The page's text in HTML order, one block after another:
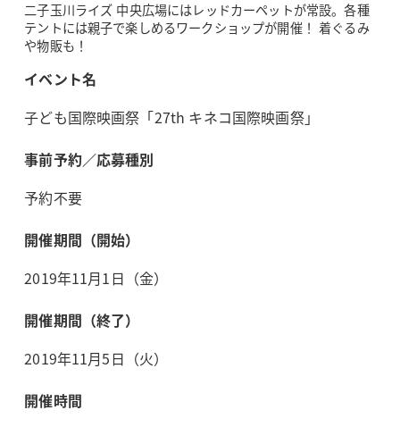
二子玉川ライズ 中央広場にはレッドカーペットが常設。各種
テントには親子で楽しめるワークショップが開催！ 着ぐるみ
や物販も！
イベント名
子ども国際映画祭「27th キネコ国際映画祭」
事前予約／応募種別
予約不要
開催期間（開始）
2019年11月1日（金）
開催期間（終了）
2019年11月5日（火）
開催時間